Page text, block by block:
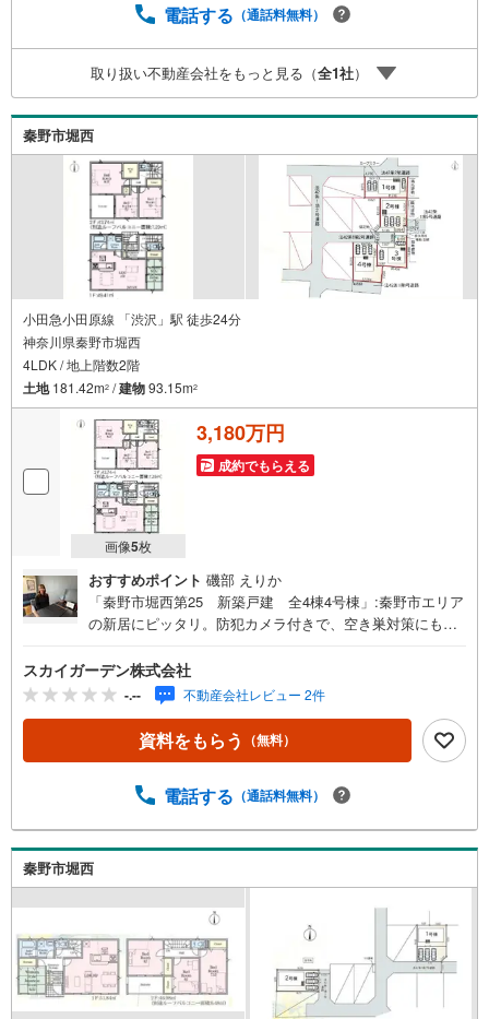
電話する （通話料無料）
取り扱い不動産会社をもっと見る（全1社）
秦野市堀西
小田急小田原線 「渋沢」駅 徒歩24分
神奈川県秦野市堀西
4LDK / 地上階数2階
土地181.42m2 /建物93.15m2
画像5枚
3,180万円
成約でもらえる
おすすめポイント 磯部 えりか
「秦野市堀西第25 新築戸建 全4棟4号棟」:秦野市エリア
の新居にピッタリ。防犯カメラ付きで、空き巣対策にも配
ターホン付きです。システムキッチン付きの物件でカラー
リングも統一できるため見た目に一体感が生まれ、美しい
です。建物面積93.15平方メートルですので快適な生活がで
きます。浴室乾燥機のあるお風呂場は洗濯物を干すときに
も便利です。広々としたリビングに充実設備のキッチンを
スカイガーデン株式会社
-.-- 不動産会社レビュー 2件
資料をもらう （無料）
電話する （通話料無料）
秦野市堀西